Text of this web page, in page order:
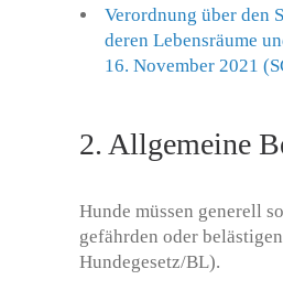
Verordnung über den
deren Lebensräume
16. November 2021
2. Allgemeine
Hunde müssen generell
gefährden oder
Hundegesetz/BL).